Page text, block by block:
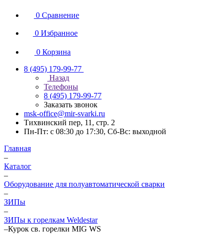
0 Сравнение
0 Избранное
0 Корзина
8 (495) 179-99-77
Назад
Телефоны
8 (495) 179-99-77
Заказать звонок
msk-office@mir-svarki.ru
Тихвинский пер, 11, стр. 2
Пн-Пт: с 08:30 до 17:30, Сб-Вс: выходной
Главная
–
Каталог
–
Оборудование для полуавтоматической сварки
–
ЗИПы
–
ЗИПы к горелкам Weldestar
–Курок св. горелки MIG WS